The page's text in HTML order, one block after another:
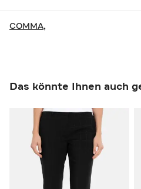
COMMA,
Das könnte Ihnen auch